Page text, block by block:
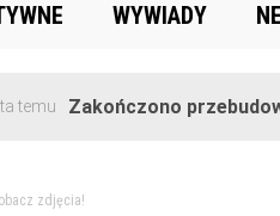
WYWIADY
przebudowę ul.
zdjęcia!